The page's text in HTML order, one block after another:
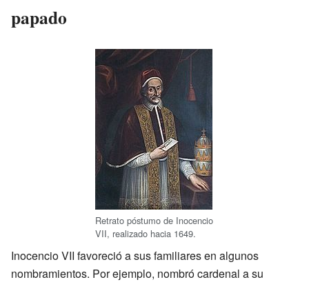
papado
Retrato póstumo de Inocencio
VII, realizado hacia 1649.
Inocencio VII favoreció a sus familiares en algunos
nombramientos. Por ejemplo, nombró cardenal a su